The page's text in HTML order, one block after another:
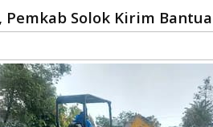
Pemkab Solok Kirim